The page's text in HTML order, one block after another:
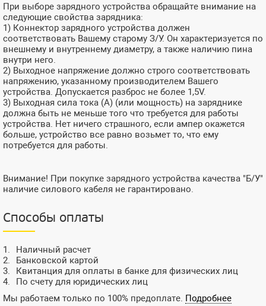
При выборе зарядного устройства обращайте внимание на
следующие свойства зарядника:
1) Коннектор зарядного устройства должен
соответствовать Вашему старому З/У. Он характеризуется по
внешнему и внутреннему диаметру, а также наличию пина
внутри него.
2) Выходное напряжение должно строго соответствовать
напряжению, указанному производителем Вашего
устройства. Допускается разброс не более 1,5V.
3) Выходная сила тока (А) (или мощность) на заряднике
должна быть не меньше того что требуется для работы
устройства. Нет ничего страшного, если ампер окажется
больше, устройство все равно возьмет то, что ему
потребуется для работы.
Внимание! При покупке зарядного устройства качества "Б/У"
наличие силового кабеля не гарантировано.
Способы оплаты
Наличный расчет
Банковской картой
Квитанция для оплаты в банке для физических лиц
По счету для юридических лиц
Мы работаем только по 100% предоплате. Подробнее